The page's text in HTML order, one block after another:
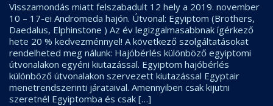
Visszamondás miatt felszabadult 12 hely a 2019. november
10 – 17-ei Andromeda hajón. Útvonal: Egyiptom (Brothers,
Daedalus, Elphinstone ) Az év legizgalmasabbnak ígérkező
hete 20 % kedvezménnyel! A következő szolgáltatásokat
rendelheted meg nálunk: Hajóbérlés különböző egyiptomi
útvonalakon egyéni kiutazással. Egyiptom hajóbérlés
különböző útvonalakon szervezett kiutazással Egyptair
menetrendszerinti járataival. Amennyiben csak kijutni
szeretnél Egyiptomba és csak […]